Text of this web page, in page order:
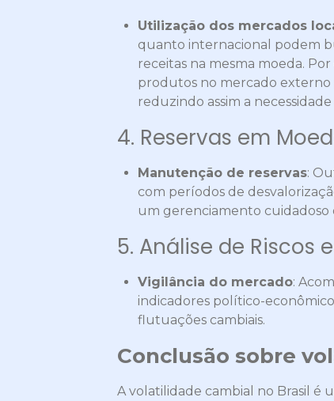
Utilização dos mercados
quanto internacional podem
receitas na mesma moeda.
produtos no mercado externo
reduzindo assim a
4. Reservas em
Manutenção de reservas:
com períodos de
um gerenciamento cuidadoso
5. Análise de
Vigilância do mercado:
indicadores político-
flutuações cambiais.
Conclusão sobre
A volatilidade cambial no Brasil é